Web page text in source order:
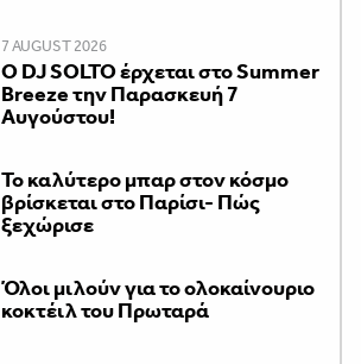
7 AUGUST 2026
Ο DJ SOLTO έρχεται στο Summer
Breeze την Παρασκευή 7
Αυγούστου!
Το καλύτερο μπαρ στον κόσμο
βρίσκεται στο Παρίσι- Πώς
ξεχώρισε
Όλοι μιλούν για το ολοκαίνουριο
κοκτέιλ του Πρωταρά